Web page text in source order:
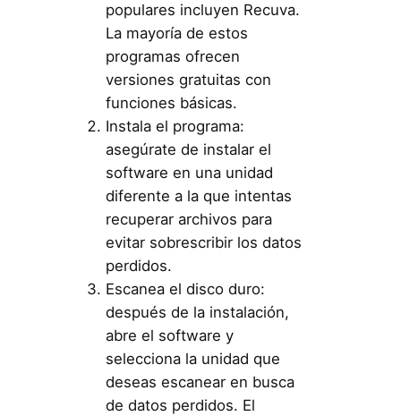
populares incluyen Recuva.
La mayoría de estos
programas ofrecen
versiones gratuitas con
funciones básicas.
Instala el programa:
asegúrate de instalar el
software en una unidad
diferente a la que intentas
recuperar archivos para
evitar sobrescribir los datos
perdidos.
Escanea el disco duro:
después de la instalación,
abre el software y
selecciona la unidad que
deseas escanear en busca
de datos perdidos. El